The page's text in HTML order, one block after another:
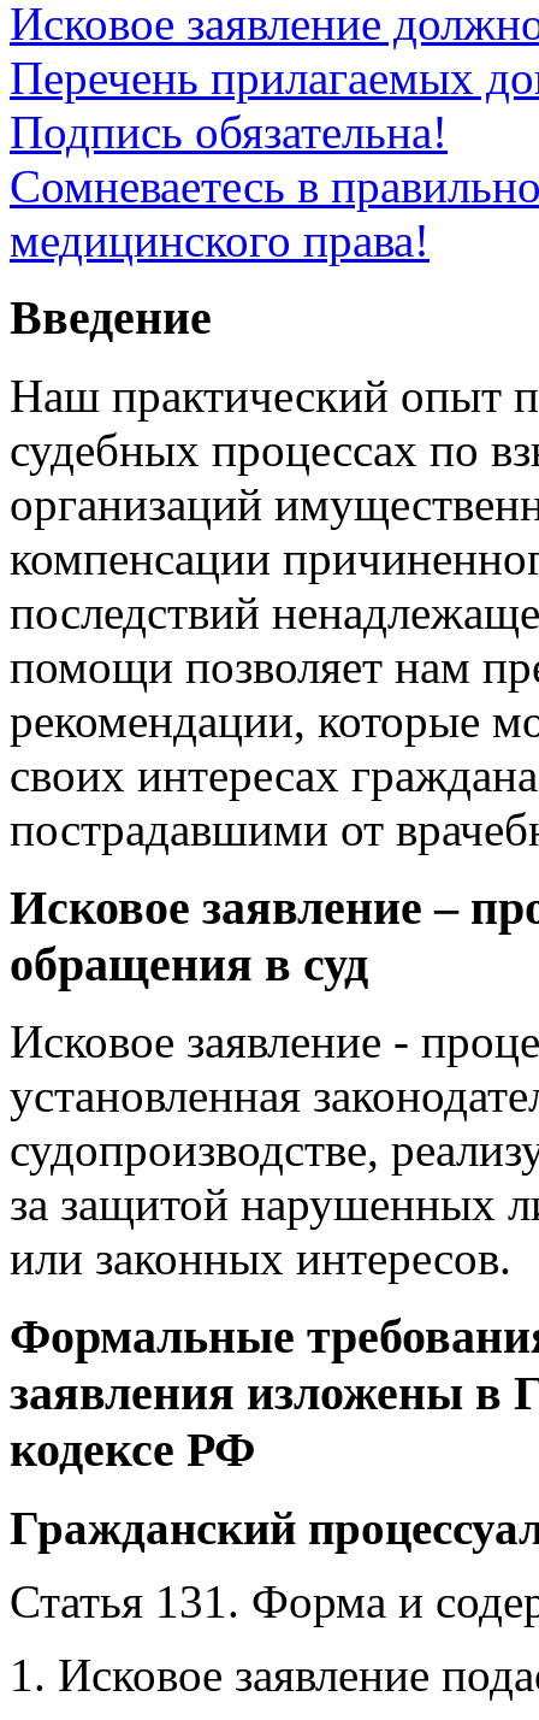
Исковое заявление
Перечень прилагаемых
Подпись обязательна!
Сомневаетесь в
медицинского права!
Введение
Наш практический опыт
судебных процессах по
организаций
компенсации
последствий
помощи позволяет нам
рекомендации, которые
своих интересах
пострадавшими от
Исковое заявление –
обращения в суд
Исковое заявление -
установленная
судопроизводстве,
за защитой нарушенных
или законных интересов.
Формальные
заявления изложены в
кодексе РФ
Гражданский
Статья 131. Форма и
1. Исковое заявление